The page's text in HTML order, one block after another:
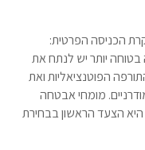
הכניסה הפרטית:
בטוחה יותר יש לנתח את
הפוטנציאליות ואת
מומחי אבטחה
היא הצעד הראשון בבחירת